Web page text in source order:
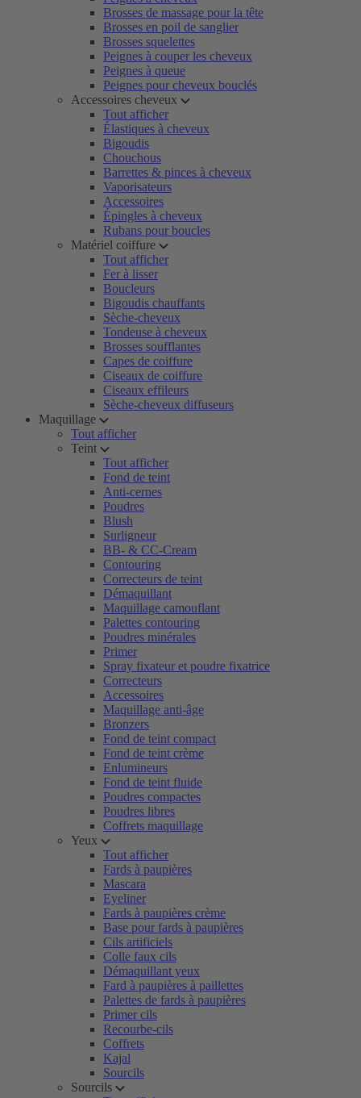
Brosses de massage pour la tête
Brosses en poil de sanglier
Brosses squelettes
Peignes à couper les cheveux
Peignes à queue
Peignes pour cheveux bouclés
Accessoires cheveux
Tout afficher
Élastiques à cheveux
Bigoudis
Chouchous
Barrettes & pinces à cheveux
Vaporisateurs
Accessoires
Épingles à cheveux
Rubans pour boucles
Matériel coiffure
Tout afficher
Fer à lisser
Boucleurs
Bigoudis chauffants
Sèche-cheveux
Tondeuse à cheveux
Brosses soufflantes
Capes de coiffure
Ciseaux de coiffure
Ciseaux effileurs
Sèche-cheveux diffuseurs
Maquillage
Tout afficher
Teint
Tout afficher
Fond de teint
Anti-cernes
Poudres
Blush
Surligneur
BB- & CC-Cream
Contouring
Correcteurs de teint
Démaquillant
Maquillage camouflant
Palettes contouring
Poudres minérales
Primer
Spray fixateur et poudre fixatrice
Correcteurs
Accessoires
Maquillage anti-âge
Bronzers
Fond de teint compact
Fond de teint crème
Enlumineurs
Fond de teint fluide
Poudres compactes
Poudres libres
Coffrets maquillage
Yeux
Tout afficher
Fards à paupières
Mascara
Eyeliner
Fards à paupières crème
Base pour fards à paupières
Cils artificiels
Colle faux cils
Démaquillant yeux
Fard à paupières à paillettes
Palettes de fards à paupières
Primer cils
Recourbe-cils
Coffrets
Kajal
Sourcils
Sourcils